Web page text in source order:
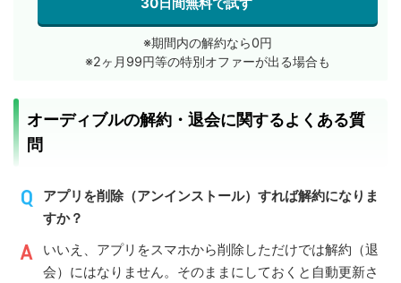
※期間内の解約なら0円
※2ヶ月99円等の特別オファーが出る場合も
オーディブルの解約・退会に関するよくある質
問
アプリを削除（アンインストール）すれば解約になりま
すか？
いいえ、アプリをスマホから削除しただけでは解約（退
会）にはなりません。そのままにしておくと自動更新さ